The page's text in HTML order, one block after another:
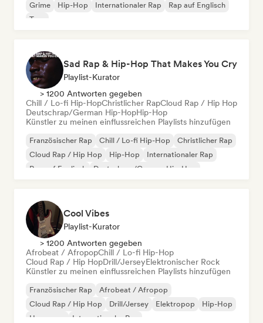
Grime Hip-Hop Internationaler Rap
Rap auf Englisch
Trap
Sad Rap & Hip-Hop That Makes You Cry
Playlist-Kurator
> 1200 Antworten gegeben
Chill / Lo-fi Hip-HopChristlicher RapCloud Rap / Hip Hop
Deutschrap/German Hip-HopHip-Hop
Künstler zu meinen einflussreichen Playlists hinzufügen
Französischer Rap Chill / Lo-fi Hip-Hop
Christlicher Rap
Cloud Rap / Hip Hop
Hip-Hop
Internationaler Rap
Rap auf Englisch
Deutschrap/German Hip-Hop
Cool Vibes
Playlist-Kurator
> 1200 Antworten gegeben
Afrobeat / AfropopChill / Lo-fi Hip-Hop
Cloud Rap / Hip HopDrill/JerseyElektronischer Rock
Künstler zu meinen einflussreichen Playlists hinzufügen
Französischer Rap
Afrobeat / Afropop
Cloud Rap / Hip Hop
Drill/Jersey Elektropop
Hip-Hop
Hyperpop
Internationaler Rap